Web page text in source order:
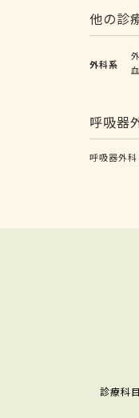
他の診
外科系
呼吸器
呼吸器外
診療科